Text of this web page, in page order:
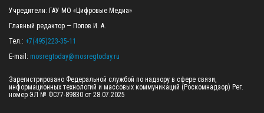
Учредители: ГАУ МО «Цифровые Медиа»
Главный редактор — Попов И. А.
Тел.: +7(495)223-35-11
E-mail: mosregtoday@mosregtoday.ru
Зарегистрировано Федеральной службой по надзору в сфере связи,
информационных технологий и массовых коммуникаций (Роскомнадзор) Рег.
номер ЭЛ № ФС77-89830 от 28.07.2025